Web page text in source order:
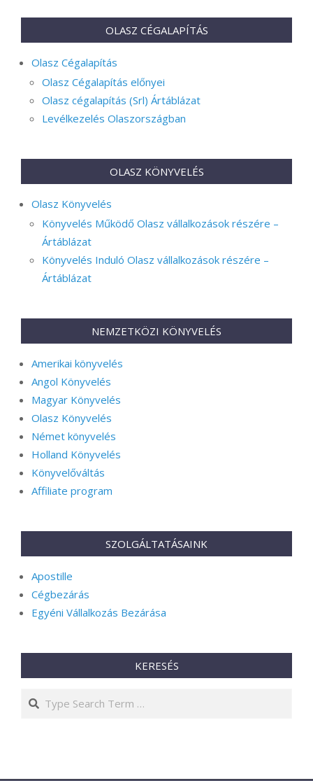
OLASZ CÉGALAPÍTÁS
Olasz Cégalapítás
Olasz Cégalapítás előnyei
Olasz cégalapítás (Srl) Ártáblázat
Levélkezelés Olaszországban
OLASZ KÖNYVELÉS
Olasz Könyvelés
Könyvelés Működő Olasz vállalkozások részére –
Ártáblázat
Könyvelés Induló Olasz vállalkozások részére –
Ártáblázat
NEMZETKÖZI KÖNYVELÉS
Amerikai könyvelés
Angol Könyvelés
Magyar Könyvelés
Olasz Könyvelés
Német könyvelés
Holland Könyvelés
Könyvelőváltás
Affiliate program
SZOLGÁLTATÁSAINK
Apostille
Cégbezárás
Egyéni Vállalkozás Bezárása
KERESÉS
Search